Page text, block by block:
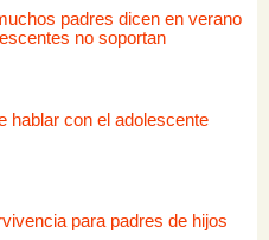
padres dicen en verano
no soportan
hablar con el adolescente
para padres de hijos